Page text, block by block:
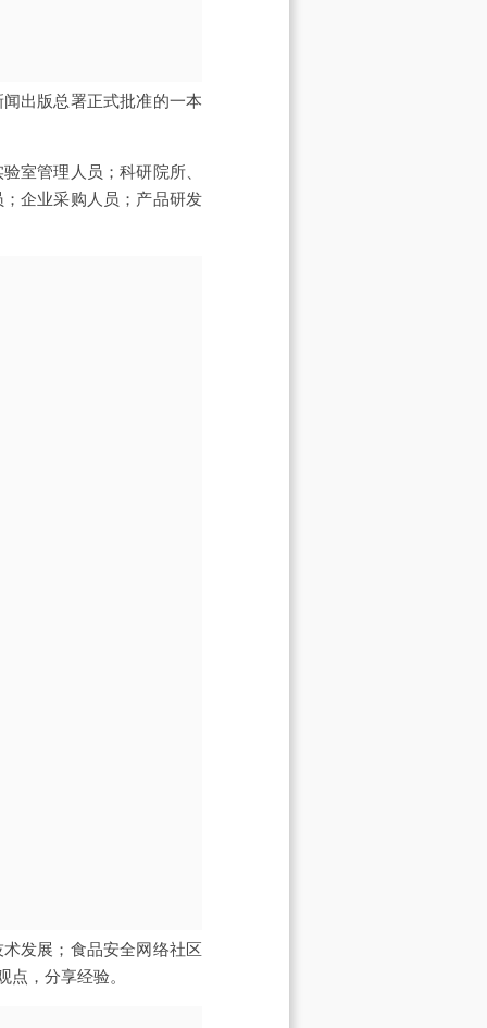
出版总署正式批准的一本
室管理人员；科研院所、
企业采购人员；产品研发
发展；食品安全网络社区
，分享经验。